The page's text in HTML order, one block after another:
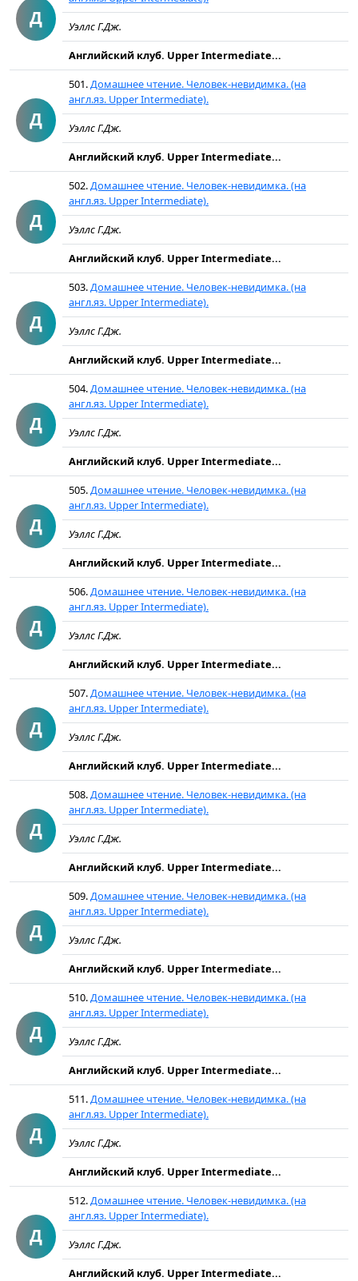
Д
Уэллс Г.Дж.
Английский клуб. Upper Intermediate...
Д
501.Домашнее чтение. Человек-невидимка. (на
англ.яз. Upper Intermediate).
Уэллс Г.Дж.
Английский клуб. Upper Intermediate...
Д
502.Домашнее чтение. Человек-невидимка. (на
англ.яз. Upper Intermediate).
Уэллс Г.Дж.
Английский клуб. Upper Intermediate...
Д
503.Домашнее чтение. Человек-невидимка. (на
англ.яз. Upper Intermediate).
Уэллс Г.Дж.
Английский клуб. Upper Intermediate...
Д
504.Домашнее чтение. Человек-невидимка. (на
англ.яз. Upper Intermediate).
Уэллс Г.Дж.
Английский клуб. Upper Intermediate...
Д
505.Домашнее чтение. Человек-невидимка. (на
англ.яз. Upper Intermediate).
Уэллс Г.Дж.
Английский клуб. Upper Intermediate...
Д
506.Домашнее чтение. Человек-невидимка. (на
англ.яз. Upper Intermediate).
Уэллс Г.Дж.
Английский клуб. Upper Intermediate...
Д
507.Домашнее чтение. Человек-невидимка. (на
англ.яз. Upper Intermediate).
Уэллс Г.Дж.
Английский клуб. Upper Intermediate...
Д
508.Домашнее чтение. Человек-невидимка. (на
англ.яз. Upper Intermediate).
Уэллс Г.Дж.
Английский клуб. Upper Intermediate...
Д
509.Домашнее чтение. Человек-невидимка. (на
англ.яз. Upper Intermediate).
Уэллс Г.Дж.
Английский клуб. Upper Intermediate...
Д
510.Домашнее чтение. Человек-невидимка. (на
англ.яз. Upper Intermediate).
Уэллс Г.Дж.
Английский клуб. Upper Intermediate...
Д
511.Домашнее чтение. Человек-невидимка. (на
англ.яз. Upper Intermediate).
Уэллс Г.Дж.
Английский клуб. Upper Intermediate...
Д
512.Домашнее чтение. Человек-невидимка. (на
англ.яз. Upper Intermediate).
Уэллс Г.Дж.
Английский клуб. Upper Intermediate...